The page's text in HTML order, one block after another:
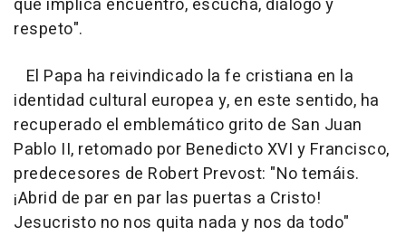
respeto".
El Papa ha reivindicado la fe cristiana en la
identidad cultural europea y, en este sentido, ha
recuperado el emblemático grito de San Juan
Pablo II, retomado por Benedicto XVI y Francisco,
predecesores de Robert Prevost: "No temáis.
¡Abrid de par en par las puertas a Cristo!
Jesucristo no nos quita nada y nos da todo"